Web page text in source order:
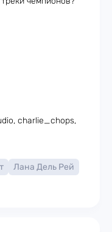
charlie_chops,
Лана Дель Рей